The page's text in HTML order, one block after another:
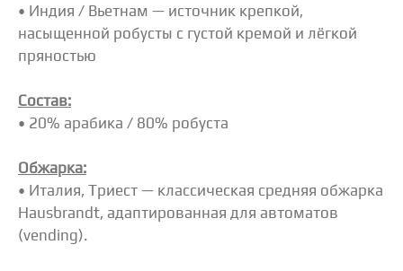
• Индия / Вьетнам — источник крепкой,
насыщенной робусты с густой кремой и лёгкой
пряностью
Состав:
• 20% арабика / 80% робуста
Обжарка:
• Италия, Триест — классическая средняя обжарка
Hausbrandt, адаптированная для автоматов
(vending).